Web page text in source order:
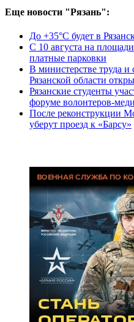
Еще новости "Рязань":
До +35°С будет в
С 10 августа на
платные парковки
В министерстве труда
Рязанской области
Рязанские студенты
форуме волонтеров-
После реконструкции
уберут проезд к «Барсу»